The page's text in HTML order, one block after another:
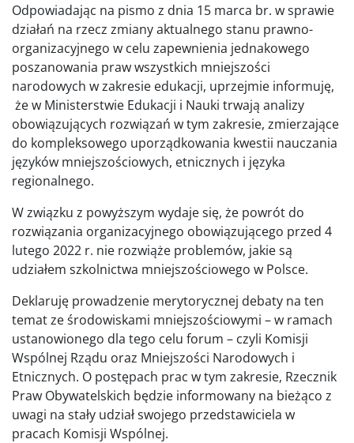
Odpowiadając na pismo z dnia 15 marca br. w sprawie
działań na rzecz zmiany aktualnego stanu prawno-
organizacyjnego w celu zapewnienia jednakowego
poszanowania praw wszystkich mniejszości
narodowych w zakresie edukacji, uprzejmie informuję,
że w Ministerstwie Edukacji i Nauki trwają analizy
obowiązujących rozwiązań w tym zakresie, zmierzające
do kompleksowego uporządkowania kwestii nauczania
języków mniejszościowych, etnicznych i języka
regionalnego.
W związku z powyższym wydaje się, że powrót do
rozwiązania organizacyjnego obowiązującego przed 4
lutego 2022 r. nie rozwiąże problemów, jakie są
udziałem szkolnictwa mniejszościowego w Polsce.
Deklaruję prowadzenie merytorycznej debaty na ten
temat ze środowiskami mniejszościowymi – w ramach
ustanowionego dla tego celu forum – czyli Komisji
Wspólnej Rządu oraz Mniejszości Narodowych i
Etnicznych. O postępach prac w tym zakresie, Rzecznik
Praw Obywatelskich będzie informowany na bieżąco z
uwagi na stały udział swojego przedstawiciela w
pracach Komisji Wspólnej.